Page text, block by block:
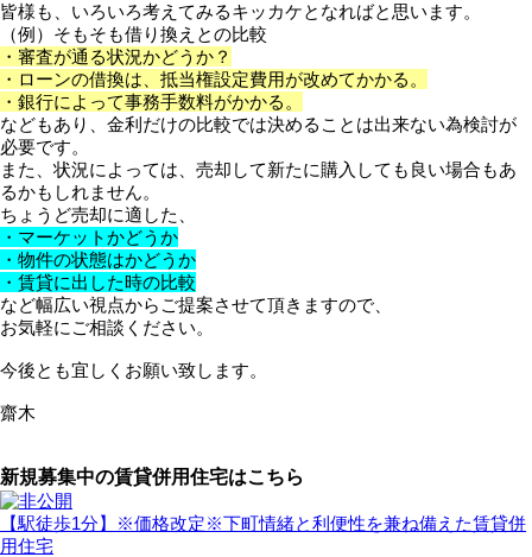
皆様も、いろいろ考えてみるキッカケとなればと思います。
（例）そもそも借り換えとの比較
・審査が通る状況かどうか？
・ローンの借換は、抵当権設定費用が改めてかかる。
・銀行によって事務手数料がかかる。
などもあり、金利だけの比較では決めることは出来ない為検討が
必要です。
また、状況によっては、売却して新たに購入しても良い場合もあ
るかもしれません。
ちょうど売却に適した、
・マーケットかどうか
・物件の状態はかどうか
・賃貸に出した時の比較
など幅広い視点からご提案させて頂きますので、
お気軽にご相談ください。
今後とも宜しくお願い致します。
齋木
新規募集中の賃貸併用住宅はこちら
【駅徒歩1分】※価格改定※下町情緒と利便性を兼ね備えた賃貸併
用住宅